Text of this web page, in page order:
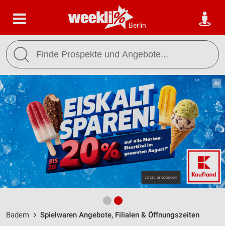
Berlin
Badem Spielwaren Angebote, Filialen & Öffnungszeiten